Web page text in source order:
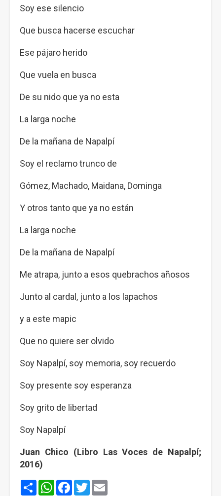
Soy ese silencio
Que busca hacerse escuchar
Ese pájaro herido
Que vuela en busca
De su nido que ya no esta
La larga noche
De la mañana de Napalpí
Soy el reclamo trunco de
Gómez, Machado, Maidana, Dominga
Y otros tanto que ya no están
La larga noche
De la mañana de Napalpí
Me atrapa, junto a esos quebrachos añosos
Junto al cardal, junto a los lapachos
y a este mapic
Que no quiere ser olvido
Soy Napalpí, soy memoria, soy recuerdo
Soy presente soy esperanza
Soy grito de libertad
Soy Napalpí
Juan Chico (Libro Las Voces de Napalpí;
2016)
ShareWhatsApp
Facebook
Twitter